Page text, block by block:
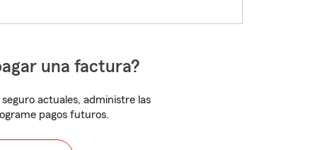
una factura?
actuales, administre las
pagos futuros.